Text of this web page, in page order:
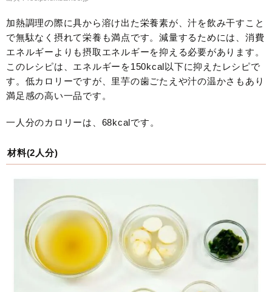
加熱調理の際に具から溶け出た栄養素が、汁を飲み干すこと
で無駄なく摂れて栄養も満点です。減量するためには、消費
エネルギーよりも摂取エネルギーを抑える必要があります。
このレシピは、エネルギーを150kcal以下に抑えたレシピで
す。低カロリーですが、里芋の歯ごたえや汁の温かさもあり
満足感の高い一品です。
一人分のカロリーは、68kcalです。
材料(2人分)